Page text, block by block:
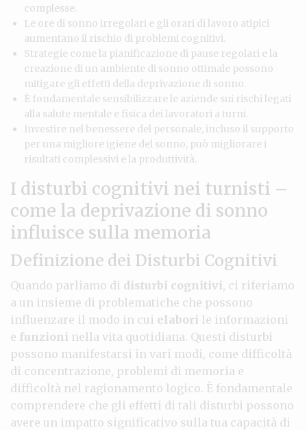
complesse.
Le ore di sonno irregolari e gli orari di lavoro atipici
aumentano il rischio di problemi cognitivi.
Strategie come la pianificazione di pause regolari e la
creazione di un ambiente di sonno ottimale possono
mitigare gli effetti della deprivazione di sonno.
È fondamentale sensibilizzare le aziende sui rischi legati
alla salute mentale e fisica dei lavoratori a turni.
Investire nel benessere del personale, incluso il supporto
per una migliore igiene del sonno, può migliorare i
risultati complessivi e la produttività.
I disturbi cognitivi nei turnisti –
come la deprivazione di sonno
influisce sulla memoria
Definizione dei Disturbi Cognitivi
Quando parliamo di disturbi cognitivi, ci riferiamo
a un insieme di problematiche che possono
influenzare il modo in cui elabori le informazioni
e funzioni nella vita quotidiana. Questi disturbi
possono manifestarsi in vari modi, come difficoltà
di concentrazione, problemi di memoria e
difficoltà nel ragionamento logico. È fondamentale
comprendere che gli effetti di tali disturbi possono
avere un impatto significativo sulla tua capacità di